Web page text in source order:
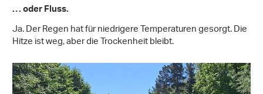
… oder Fluss.
Ja. Der Regen hat für niedrigere Temperaturen gesorgt. Die
Hitze ist weg, aber die Trockenheit bleibt.